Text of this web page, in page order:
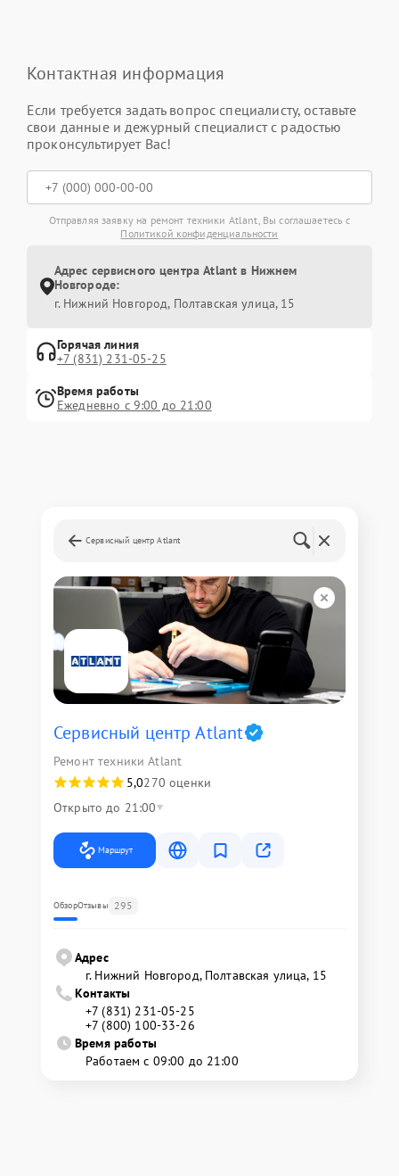
Контактная информация
Если требуется задать вопрос специалисту, оставьте
свои данные и дежурный специалист с радостью
проконсультирует Вас!
Отправляя заявку на ремонт техники Atlant, Вы соглашаетесь с
Политикой конфиденциальности
Адрес сервисного центра Atlant в Нижнем
Новгороде:
г. Нижний Новгород, Полтавская улица, 15
Горячая линия
+7 (831) 231-05-25
Время работы
Ежедневно с 9:00 до 21:00
Сервисный центр Atlant
Сервисный центр Atlant
Ремонт техники Atlant
5,0270 оценки
Открыто до 21:00
Маршрут
ОбзорОтзывы 295
Адрес
г. Нижний Новгород, Полтавская улица, 15
Контакты
+7 (831) 231-05-25
+7 (800) 100-33-26
Время работы
Работаем с 09:00 до 21:00